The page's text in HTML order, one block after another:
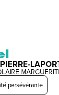
persévérante